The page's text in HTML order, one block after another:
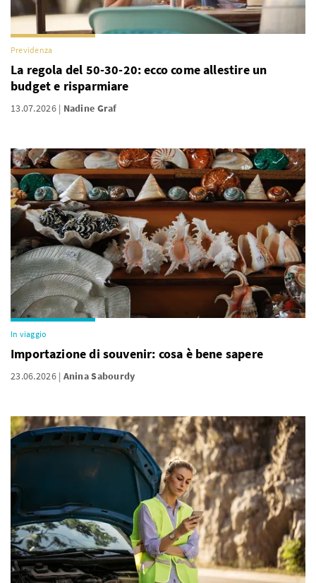
Previdenza
La regola del 50-30-20: ecco come allestire un
budget e risparmiare
13.07.2026 Nadine Graf
In viaggio
Importazione di souvenir: cosa è bene sapere
23.06.2026 Anina Sabourdy